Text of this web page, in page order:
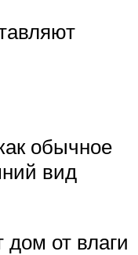
обычное
вид
от влаги